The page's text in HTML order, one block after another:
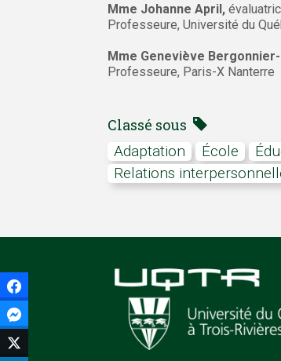
Mme Johanne April,
Professeure, Université du
Mme Geneviève Bergonnier-
Professeure, Paris-X Nanterre
Classé sous
adaptation école
relations
Facebook Messenger